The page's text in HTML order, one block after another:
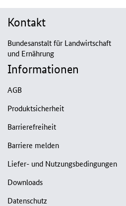
Kontakt
Bundesanstalt für Landwirtschaft
und Ernährung
Informationen
AGB
Produktsicherheit
Barrierefreiheit
Barriere melden
Liefer- und Nutzungsbedingungen
Downloads
Datenschutz